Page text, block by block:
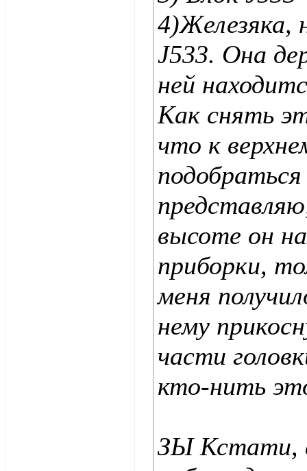
4)Железяка,
J533. Она
ней
Как снять
что к
высоте он
приборки,
меня
нему
части
кто-нить
ЗЫ Кстати,